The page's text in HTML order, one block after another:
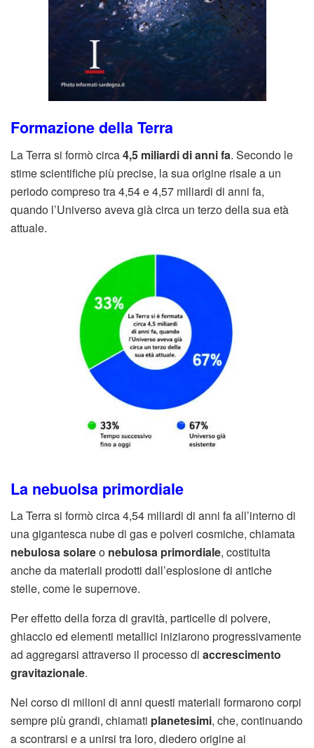
Formazione della Terra
La Terra si formò circa4,5 miliardi di anni fa. Secondo le
stime scientifiche più precise, la sua origine risale a un
periodo compreso tra 4,54 e 4,57 miliardi di anni fa,
quando l’Universo aveva già circa un terzo della sua età
attuale.
La nebuolsa primordiale
La Terra si formò circa 4,54 miliardi di anni fa all’interno di
una gigantesca nube di gas e polveri cosmiche, chiamata
nebulosa solareo nebulosa primordiale, costituita
anche da materiali prodotti dall’esplosione di antiche
stelle, come le supernove.
Per effetto della forza di gravità, particelle di polvere,
ghiaccio ed elementi metallici iniziarono progressivamente
ad aggregarsi attraverso il processo di accrescimento
gravitazionale.
Nel corso di milioni di anni questi materiali formarono corpi
sempre più grandi, chiamati planetesimi, che, continuando
a scontrarsi e a unirsi tra loro, diedero origine ai